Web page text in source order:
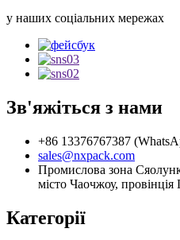
у наших соціальних мережах
Зв'яжіться з нами
+86 13376767387
sales@nxpack.com
Промислова зона
місто Чаочжоу,
Категорії